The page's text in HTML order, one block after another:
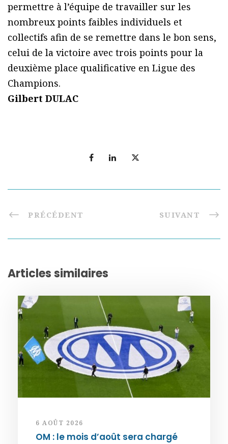
permettre à l’équipe de travailler sur les
nombreux points faibles individuels et
collectifs afin de se remettre dans le bon sens,
celui de la victoire avec trois points pour la
deuxième place qualificative en Ligue des
Champions.
Gilbert DULAC
PRÉCÉDENT SUIVANT
Articles similaires
6 AOÛT 2026
OM : le mois d’août sera chargé